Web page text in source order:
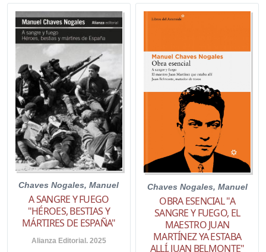
Chaves Nogales, Manuel
A SANGRE Y FUEGO
"HÉROES, BESTIAS Y
MÁRTIRES DE ESPAÑA"
Alianza Editorial. 2025
Chaves Nogales, Manuel
OBRA ESENCIAL "A
SANGRE Y FUEGO, EL
MAESTRO JUAN
MARTÍNEZ YA ESTABA
ALLÍ, JUAN BELMONTE"